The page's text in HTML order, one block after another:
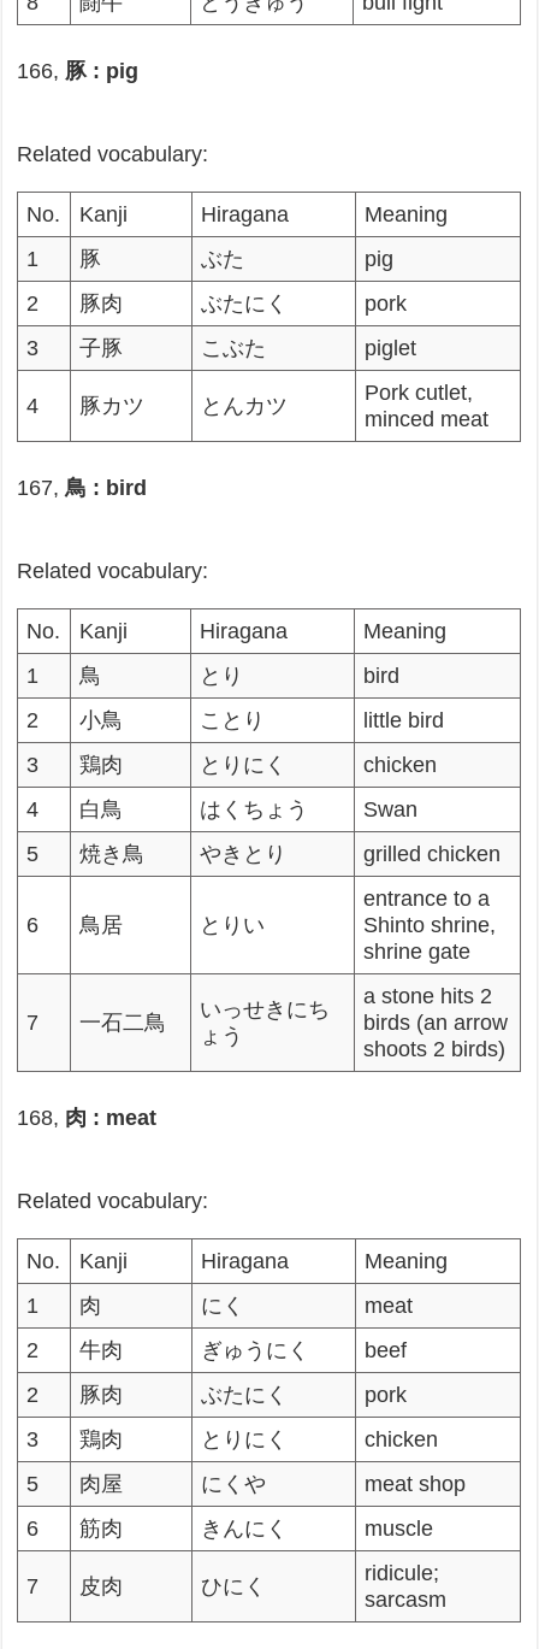
166, 豚 : pig
Related vocabulary:
No. Kanji Hiragana
Meaning
1
豚 ぶた
pig
2
豚肉 ぶたにく
pork
3
子豚 こぶた piglet
4 豚カツ とんカツ
Pork cutlet,
minced meat
167, 鳥 : bird
Related vocabulary:
No. Kanji Hiragana
Meaning
1
鳥 とり
bird
2
小鳥 ことり
little bird
3
鶏肉 とりにく
chicken
4
白鳥 はくちょう
Swan
5
焼き鳥 やきとり grilled chicken
6 鳥居 とりい
entrance to a
Shinto shrine,
shrine gate
7 一石二鳥
いっせきにち
ょう
a stone hits 2
birds (an arrow
shoots 2 birds)
168, 肉 : meat
Related vocabulary:
No. Kanji Hiragana
Meaning
1
肉 にく
meat
2
牛肉 ぎゅうにく
beef
2
豚肉 ぶたにく
pork
3
鶏肉 とりにく
chicken
5
肉屋 にくや
meat shop
6
筋肉 きんにく muscle
7 皮肉 ひにく
ridicule;
sarcasm